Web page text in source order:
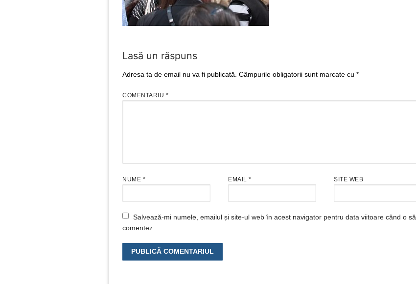
Lasă un răspuns
Adresa ta de email nu va fi publicată. Câmpurile obligatorii sunt marcate cu *
COMENTARIU *
NUME * EMAIL * SITE WEB
Salvează-mi numele, emailul și site-ul web în acest navigator pentru data viitoare când o să
comentez.